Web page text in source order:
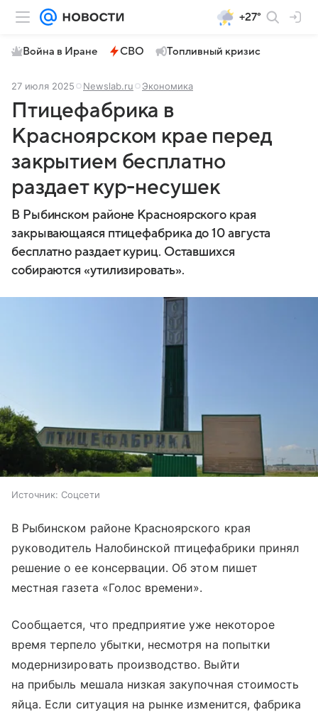
+27°
Война в Иране СВО Топливный кризис
27 июля 2025 Newslab.ru Экономика
Птицефабрика в
Красноярском крае перед
закрытием бесплатно
раздает кур-несушек
В Рыбинском районе Красноярского края
закрывающаяся птицефабрика до 10 августа
бесплатно раздает куриц. Оставшихся
собираются «утилизировать».
Источник: Соцсети
В Рыбинском районе Красноярского края
руководитель Налобинской птицефабрики принял
решение о ее консервации. Об этом пишет
местная газета «Голос времени».
Сообщается, что предприятие уже некоторое
время терпело убытки, несмотря на попытки
модернизировать производство. Выйти
на прибыль мешала низкая закупочная стоимость
яйца. Если ситуация на рынке изменится, фабрика